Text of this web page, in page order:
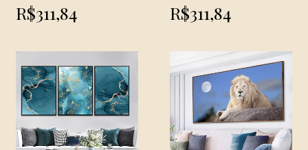
R$311,84 R$311,84